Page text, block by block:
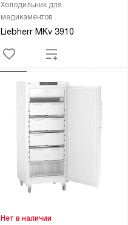
Холодильник для
медикаментов
Liebherr MKv 3910
Нет в наличии